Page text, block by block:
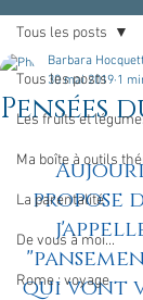
Tous les posts
Les fruits et
Ma boîte à outils
La parentalité
De vous à moi...
Rome : voyage
Tous les posts
Pensées
Barbara
30 mai 2019 1
propose
qui vont